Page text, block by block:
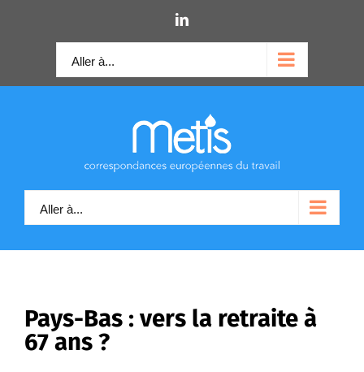
LinkedIn
Aller à...
Aller à...
Pays-Bas : vers la retraite à
67 ans ?